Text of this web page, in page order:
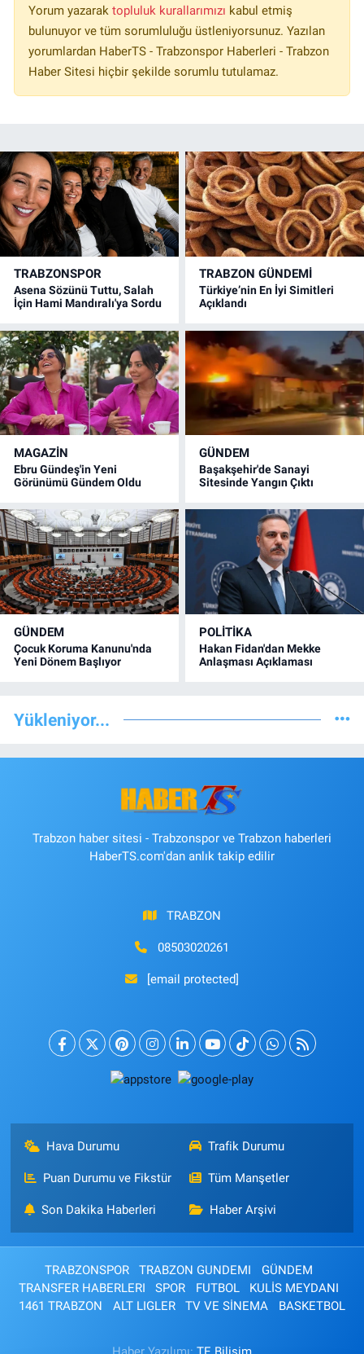
Yorum yazarak topluluk kurallarımızı kabul etmiş
bulunuyor ve tüm sorumluluğu üstleniyorsunuz. Yazılan
yorumlardan HaberTS - Trabzonspor Haberleri - Trabzon
Haber Sitesi hiçbir şekilde sorumlu tutulamaz.
TRABZONSPOR
Asena Sözünü Tuttu, Salah
İçin Hami Mandıralı'ya Sordu
TRABZON GÜNDEMİ
Türkiye’nin En İyi Simitleri
Açıklandı
MAGAZİN
Ebru Gündeş'in Yeni
Görünümü Gündem Oldu
GÜNDEM
Başakşehir'de Sanayi
Sitesinde Yangın Çıktı
GÜNDEM
Çocuk Koruma Kanunu'nda
Yeni Dönem Başlıyor
POLİTİKA
Hakan Fidan'dan Mekke
Anlaşması Açıklaması
Yükleniyor...
Trabzon haber sitesi - Trabzonspor ve Trabzon haberleri
HaberTS.com'dan anlık takip edilir
TRABZON
08503020261
[email protected]
Hava Durumu Trafik Durumu
Puan Durumu ve Fikstür Tüm Manşetler
Son Dakika Haberleri Haber Arşivi
TRABZONSPOR TRABZON GUNDEMI
GÜNDEM
TRANSFER HABERLERI
SPOR FUTBOL
KULİS MEYDANI
1461 TRABZON
ALT LIGLER TV VE SİNEMA BASKETBOL